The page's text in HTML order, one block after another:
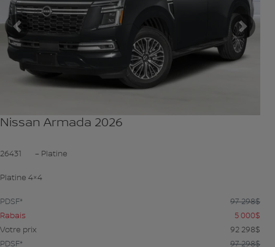
Précédent
Nissan Armada 2026
26431 – Platine
Platine 4×4
PDSF* 97 298$
Rabais
5 000$
Votre prix
92 298$
PDSF*
97 298$